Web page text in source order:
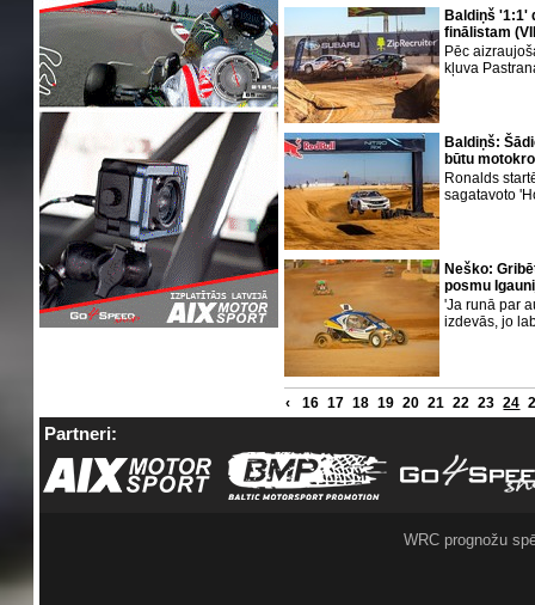
Baldiņš '1:1'
finālistam
Pēc
kļuva
Baldiņš:
būtu
Ronalds
sagatavoto
Neško:
posmu
'Ja runā par
izdevās, jo
‹ 16 17 18 19 20 21 22 23 24
Partneri:
WRC prognožu